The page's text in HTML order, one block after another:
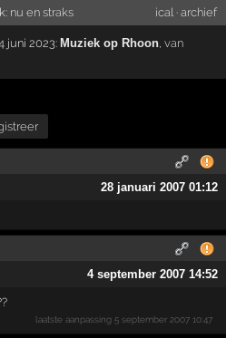
nu en straks ical· archief
juni 2023: Muziek op Rhoon,van
28 januari 2007 01:12
4 september 2007 14:52
laatste aanpassing5 september 2007 10:47